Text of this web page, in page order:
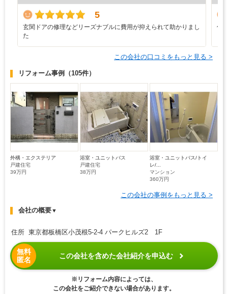
5
玄関ドアの修理などリーズナブルに費用が抑えられて助かりまし
た
仕
この会社の口コミをもっと見る >
リフォーム事例 （105件）
外構・エクステリア
戸建住宅
39万円
浴室・ユニットバス
戸建住宅
38万円
浴室・ユニットバス/トイ
レ/...
マンション
360万円
この会社の事例をもっと見る >
会社の概要▼
住所 東京都板橋区小茂根5-2-4 パークヒルズ2 1F
無料
匿名
この会社を含めた会社紹介を申込む
※リフォーム内容によっては、
この会社をご紹介できない場合があります。